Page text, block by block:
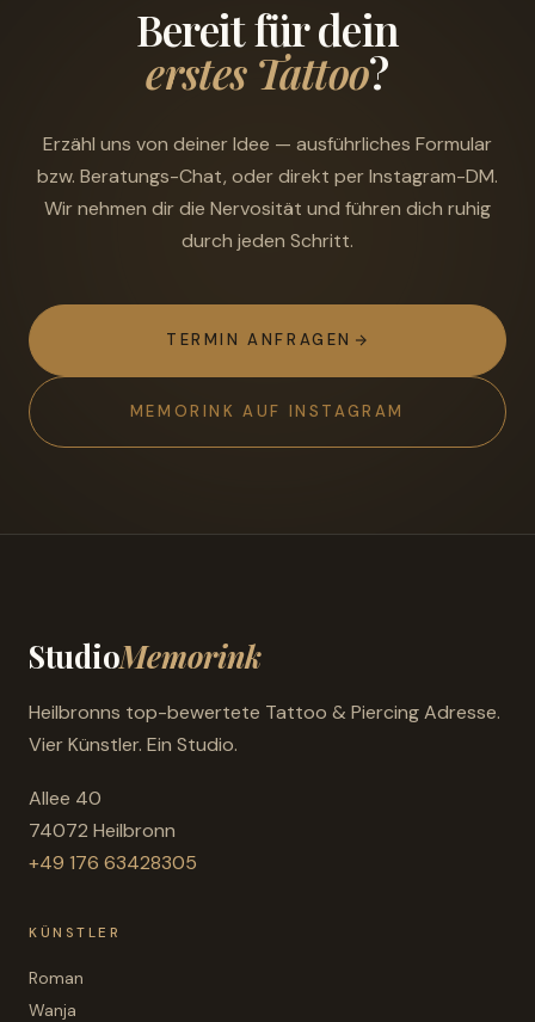
Bereit für dein
erstes Tattoo?
Erzähl uns von deiner Idee — ausführliches Formular
bzw. Beratungs-Chat, oder direkt per Instagram-DM.
Wir nehmen dir die Nervosität und führen dich ruhig
durch jeden Schritt.
TERMIN ANFRAGEN
MEMORINK AUF INSTAGRAM
StudioMemorink
Heilbronns top-bewertete Tattoo & Piercing Adresse.
Vier Künstler. Ein Studio.
Allee 40
74072 Heilbronn
+49 176 63428305
KÜNSTLER
Roman
Wanja